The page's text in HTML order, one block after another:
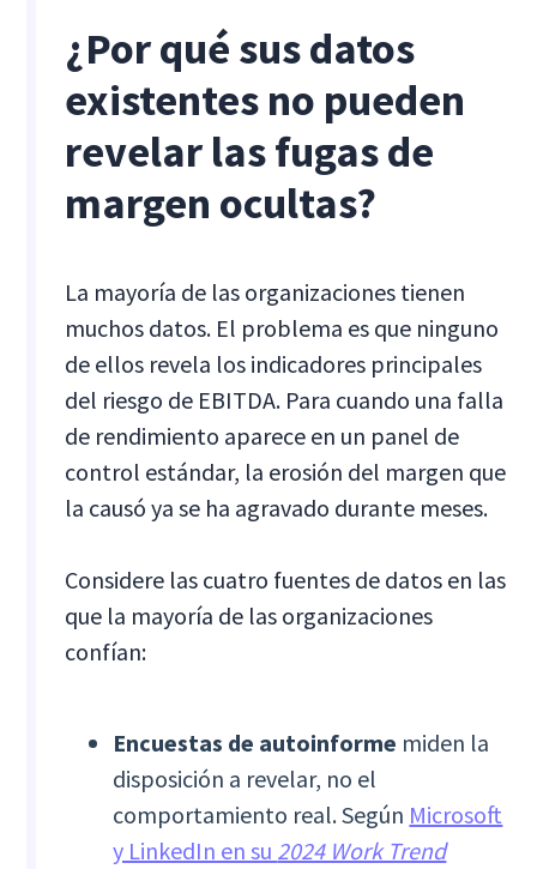
¿Por qué sus datos
existentes no pueden
revelar las fugas de
margen ocultas?
La mayoría de las organizaciones tienen
muchos datos. El problema es que ninguno
de ellos revela los indicadores principales
del riesgo de EBITDA. Para cuando una falla
de rendimiento aparece en un panel de
control estándar, la erosión del margen que
la causó ya se ha agravado durante meses.
Considere las cuatro fuentes de datos en las
que la mayoría de las organizaciones
confían:
Encuestas de autoinforme miden la
disposición a revelar, no el
comportamiento real. Según Microsoft
y LinkedIn en su 2024 Work Trend